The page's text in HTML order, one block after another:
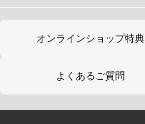
オンラインショップ特典
よくあるご質問